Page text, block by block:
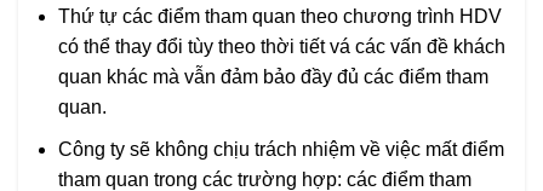
Thứ tự các điểm tham quan theo chương trình HDV
có thể thay đổi tùy theo thời tiết vá các vấn đề khách
quan khác mà vẫn đảm bảo đầy đủ các điểm tham
quan.
Công ty sẽ không chịu trách nhiệm về việc mất điểm
tham quan trong các trường hợp: các điểm tham